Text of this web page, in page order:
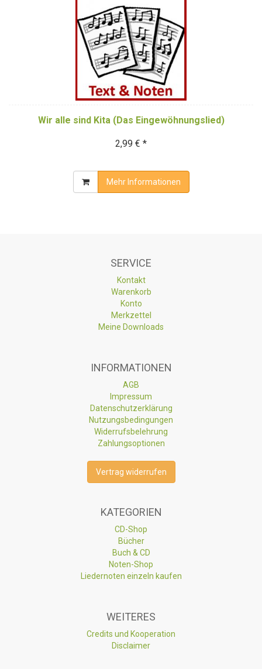
Wir alle sind Kita (Das Eingewöhnungslied)
2,99 € *
Mehr Informationen
SERVICE
Kontakt
Warenkorb
Konto
Merkzettel
Meine Downloads
INFORMATIONEN
AGB
Impressum
Datenschutzerklärung
Nutzungsbedingungen
Widerrufsbelehrung
Zahlungsoptionen
Vertrag widerrufen
KATEGORIEN
CD-Shop
Bücher
Buch & CD
Noten-Shop
Liedernoten einzeln kaufen
WEITERES
Credits und Kooperation
Disclaimer